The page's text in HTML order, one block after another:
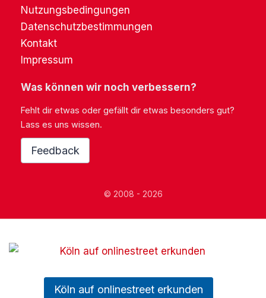
Nutzungsbedingungen
Datenschutzbestimmungen
Kontakt
Impressum
Was können wir noch verbessern?
Fehlt dir etwas oder gefällt dir etwas besonders gut?
Lass es uns wissen.
Feedback
© 2008 - 2026
Köln auf onlinestreet erkunden